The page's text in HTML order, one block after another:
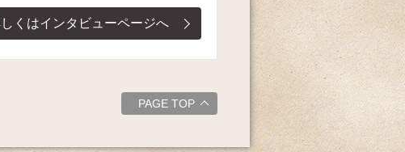
くはインタビューページへ
PAGE TOP